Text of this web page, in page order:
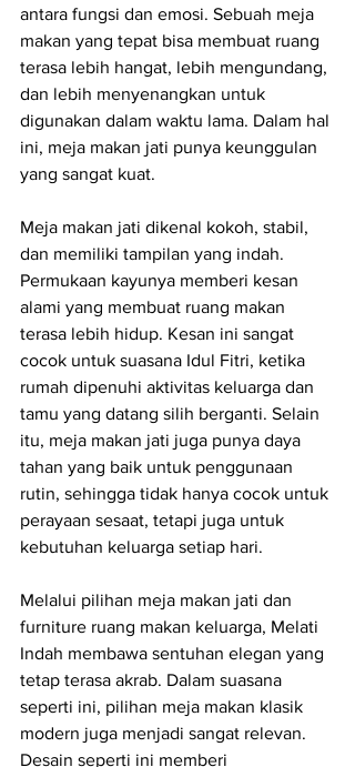
antara fungsi dan emosi. Sebuah meja
makan yang tepat bisa membuat ruang
terasa lebih hangat, lebih mengundang,
dan lebih menyenangkan untuk
digunakan dalam waktu lama. Dalam hal
ini, meja makan jati punya keunggulan
yang sangat kuat.
Meja makan jati dikenal kokoh, stabil,
dan memiliki tampilan yang indah.
Permukaan kayunya memberi kesan
alami yang membuat ruang makan
terasa lebih hidup. Kesan ini sangat
cocok untuk suasana Idul Fitri, ketika
rumah dipenuhi aktivitas keluarga dan
tamu yang datang silih berganti. Selain
itu, meja makan jati juga punya daya
tahan yang baik untuk penggunaan
rutin, sehingga tidak hanya cocok untuk
perayaan sesaat, tetapi juga untuk
kebutuhan keluarga setiap hari.
Melalui pilihan meja makan jati dan
furniture ruang makan keluarga, Melati
Indah membawa sentuhan elegan yang
tetap terasa akrab. Dalam suasana
seperti ini, pilihan meja makan klasik
modern juga menjadi sangat relevan.
Desain seperti ini memberi